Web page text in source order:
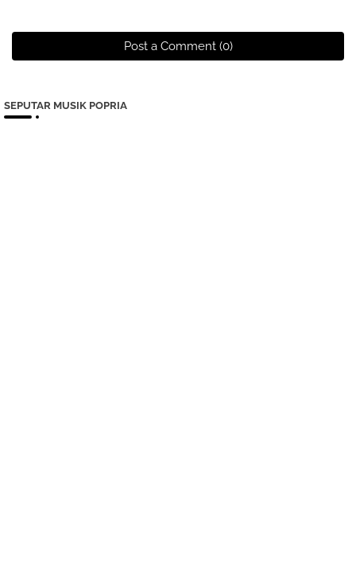
Post a Comment (0)
SEPUTAR MUSIK POPRIA